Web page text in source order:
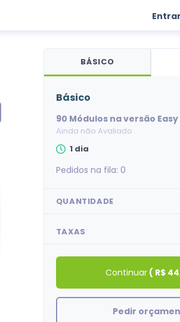
Entrar
BÁSICO
básico
90 Módulos na versão Easy
Ainda não Avaliado
1 dia
Pedidos na fila: 0
QUANTIDADE
TAXAS
Continuar( R$
Pedir